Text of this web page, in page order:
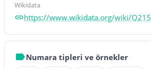
Wikidata
https://www.wikidata.org/wiki/Q215
Numara tipleri ve örnekler